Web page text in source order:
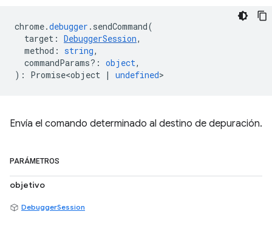
chrome.debugger . sendCommand(
target : DebuggerSession,
method : string,
commandParams? : object,
) : Promise<object | undefined>
Envía el comando determinado al destino de depuración.
PARÁMETROS
objetivo
DebuggerSession